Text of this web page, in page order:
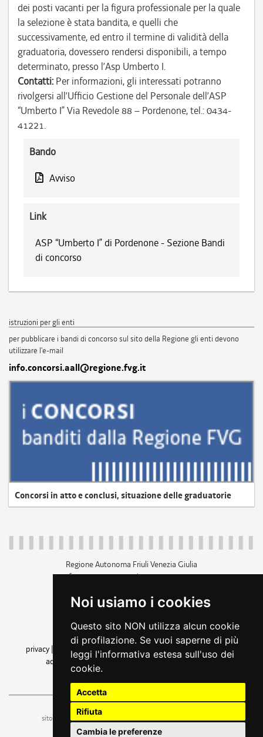
Noi usiamo i cookies
Questo sito NON utilizza alcun cookie
di profilazione. Se vuoi saperne di più
leggi l'informativa estesa sull'uso dei
cookie.
Accetta
Rifiuta
Cambia le preferenze
dei posti vacanti per la figura professionale per la quale
la selezione è stata bandita, e quelli che
successivamente, ed entro il termine di validità della
graduatoria, dovessero rendersi disponibili, a tempo
determinato, presso l’Asp Umberto I.
Contatti: Per informazioni, gli interessati potranno
rivolgersi all’Ufficio Gestione del Personale dell’ASP
“Umberto I” Via Revedole 88 – Pordenone, tel.: 0434-
41221.
Bando
Avviso
Link
ASP “Umberto I” di Pordenone - Sezione Bandi
di concorso
istruzioni per gli enti
per pubblicare i bandi di concorso sul sito della Regione gli enti devono
utilizzare l'e-mail
info.concorsi.aall@regione.fvg.it
Concorsi in atto e conclusi, situazione delle graduatorie
Regione Autonoma Friuli Venezia Giulia
c.f. 80014930327; p.iva 00526040324
+39 040 3771111
amministrazione trasparente
privacy
cookie |note legali accessibilità
dichiarazione di
accessibilità| feedback
cambio preferenze cookie
sito a cura dell'ufficio stampa e comunicazione